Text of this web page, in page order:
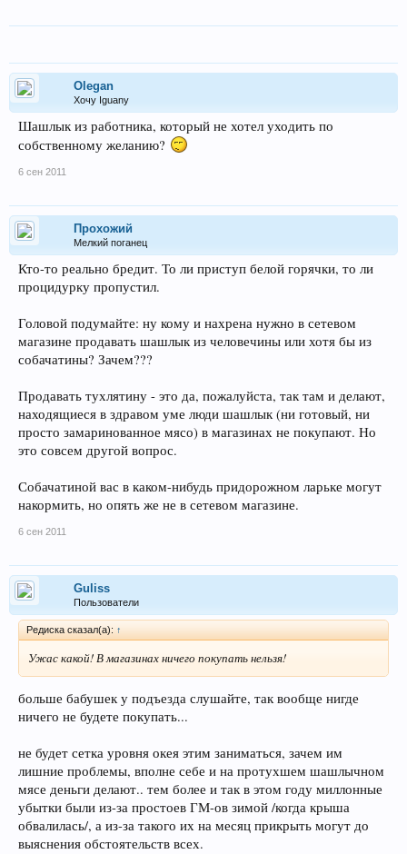
Olegan
Хочу Iguanу
Шашлык из работника, который не хотел уходить по
собственному желанию?
6 сен 2011
Прохожий
Мелкий поганец
Кто-то реально бредит. То ли приступ белой горячки, то ли
процидурку пропустил.
Головой подумайте: ну кому и нахрена нужно в сетевом
магазине продавать шашлык из человечины или хотя бы из
собачатины? Зачем???
Продавать тухлятину - это да, пожалуйста, так там и делают,
находящиеся в здравом уме люди шашлык (ни готовый, ни
просто замаринованное мясо) в магазинах не покупают. Но
это совсем другой вопрос.
Собачатиной вас в каком-нибудь придорожном ларьке могут
накормить, но опять же не в сетевом магазине.
6 сен 2011
Guliss
Пользователи
Редиска сказал(а): ↑
Ужас какой! В магазинах ничего покупать нельзя!
больше бабушек у подъезда слушайте, так вообще нигде
ничего не будете покупать...
не будет сетка уровня окея этим заниматься, зачем им
лишние проблемы, вполне себе и на протухшем шашлычном
мясе деньги делают.. тем более и так в этом году миллонные
убытки были из-за простоев ГМ-ов зимой /когда крыша
обвалилась/, а из-за такого их на месяц прикрыть могут до
выяснения обстоятельств всех.